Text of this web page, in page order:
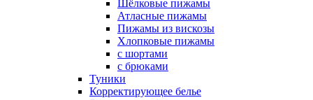
Шёлковые пижамы
Атласные пижамы
Пижамы из вискозы
Хлопковые пижамы
с шортами
с брюками
Туники
Корректирующее белье